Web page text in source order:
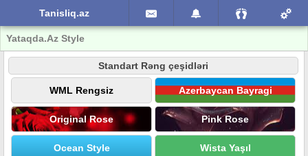
Tanisliq.az
Yataqda.Az Style
Standart Rəng çeşidləri
WML Rengsiz Azerbaycan Bayragi
Original Rose Pink Rose
Ocean Style Wista Yaşıl